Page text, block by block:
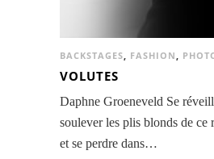
BACKSTAGES, FASHION,
VOLUTES
Daphne Groeneveld Se
soulever les plis blonds de ce
et se perdre dans…